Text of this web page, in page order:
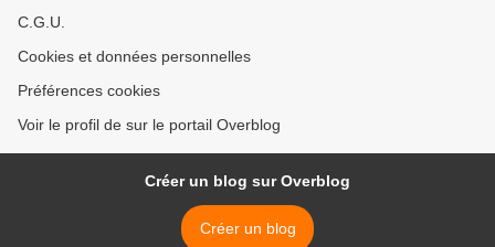
C.G.U.
Cookies et données personnelles
Préférences cookies
Voir le profil de sur le portail Overblog
Créer un blog sur Overblog
Créer un blog